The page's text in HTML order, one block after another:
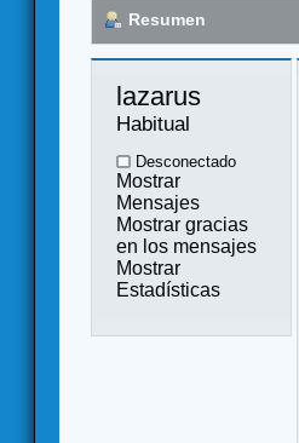
Resumen
lazarus
Habitual
Desconectado
Mostrar
Mensajes
Mostrar gracias
en los mensajes
Mostrar
Estadísticas